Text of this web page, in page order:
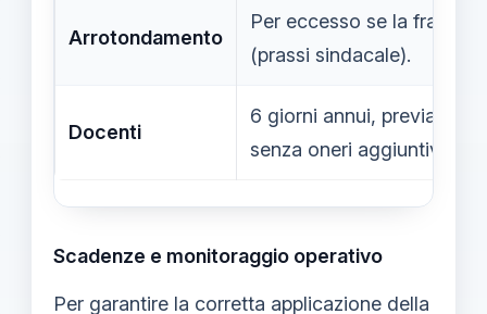
Arrotondamento
Per eccesso se la
(prassi sindacale).
Docenti
6 giorni annui, previa
senza oneri aggiuntivi.
Scadenze e monitoraggio operativo
Per garantire la corretta applicazione della